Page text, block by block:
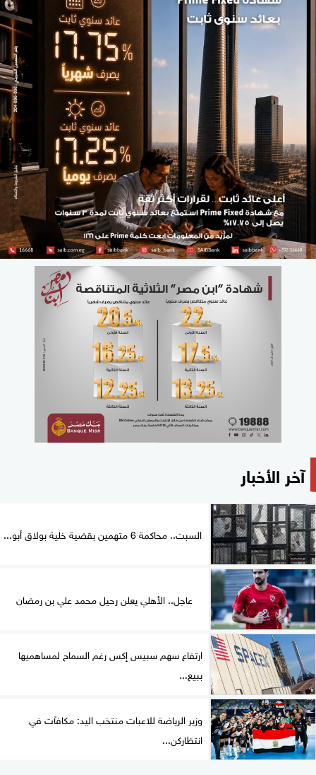
آخر الأخبار
السبت.. محاكمة 6 متهمين بقضية خلية بولاق أبو...
عاجل.. الأهلي يعلن رحيل محمد علي بن رمضان
ارتفاع سهم سبيس إكس رغم السماح لمساهميها
ببيع...
وزير الرياضة للاعبات منتخب اليد: مكافآت في
انتظاركن...